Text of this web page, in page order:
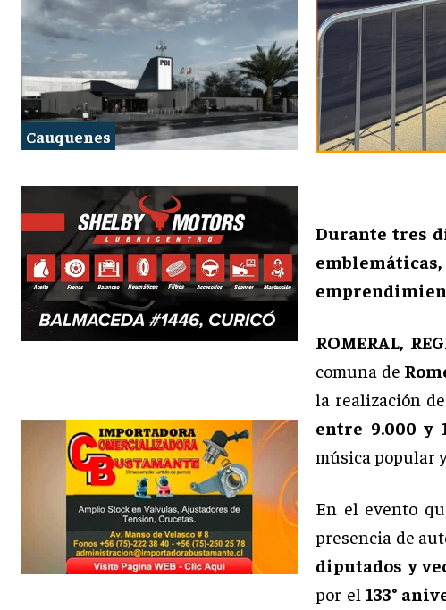
Cauquenes
Durante tres
ROMERAL,
comuna de
la realización
entre 9.000 y
música popular
En el evento
presencia de
diputados y
por el 133°